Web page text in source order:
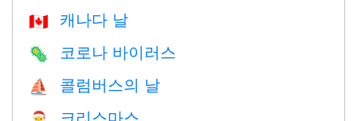
🇨🇦 캐나다 날
🦠 코로나 바이러스
⛵️ 콜럼버스의 날